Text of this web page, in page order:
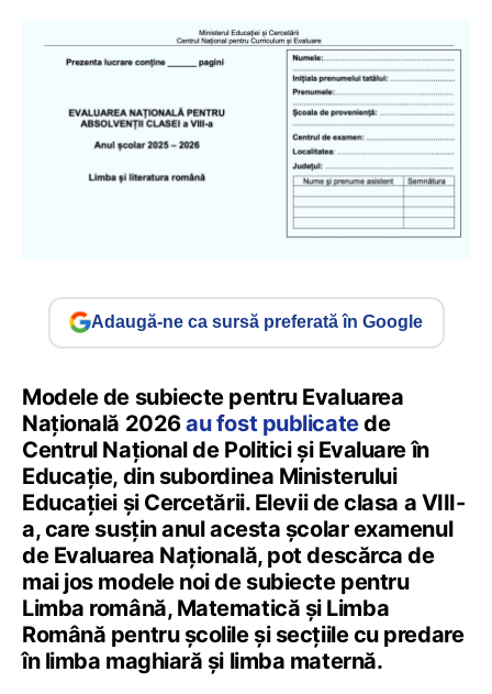
Adaugă-ne ca sursă preferată în Google
Modele de subiecte pentru Evaluarea
Națională 2026au fost publicatede
Centrul Național de Politici și Evaluare în
Educație, din subordinea Ministerului
Educației și Cercetării. Elevii de clasa a VIII-
a, care susțin anul acesta școlar examenul
de Evaluarea Națională, pot descărca de
mai jos modele noi de subiecte pentru
Limba română, Matematică și Limba
Română pentru școlile și secțiile cu predare
în limba maghiară și limba maternă.